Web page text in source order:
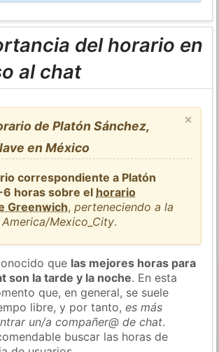
del horario en
al chat
×
de Platón Sánchez,
en México
correspondiente a Platón
6 horas sobre el horario
Greenwich,perteneciendo a la
Mexico_City.
que las mejores horas para
son la tarde y la noche. En esta
que, en general, se suele
libre, y por tanto,es más
un/a compañer@ de chat.
buscar las horas de